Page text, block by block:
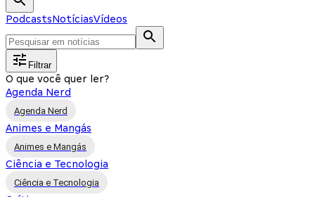
PodcastsNotíciasVídeos
Filtrar
O que você quer ler?
Agenda Nerd
Agenda Nerd
Animes e Mangás
Animes e Mangás
Ciência e Tecnologia
Ciência e Tecnologia